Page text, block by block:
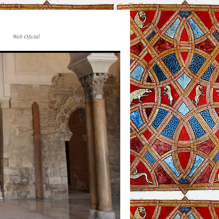
Web Oficial